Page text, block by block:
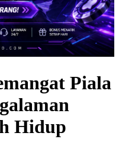
Piala
Hidup